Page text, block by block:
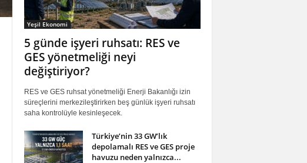
Yeşil Ekonomi
5 günde işyeri ruhsatı: RES ve
GES yönetmeliği neyi
değiştiriyor?
RES ve GES ruhsat yönetmeliği Enerji Bakanlığı izin
süreçlerini merkezileştirirken beş günlük işyeri ruhsatı
saha kontrolüyle kesinleşecek.
Türkiye’nin 33 GW’lık
depolamalı RES ve GES proje
havuzu neden yalnızca...